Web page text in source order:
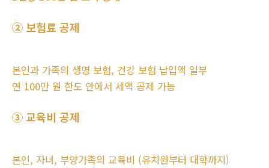
② 보험료 공제
본인과 가족의 생명 보험, 건강 보험 납입액 일부
연 100만 원 한도 안에서 세액 공제 가능
③ 교육비 공제
본인, 자녀, 부양가족의 교육비 (유치원부터 대학까지)